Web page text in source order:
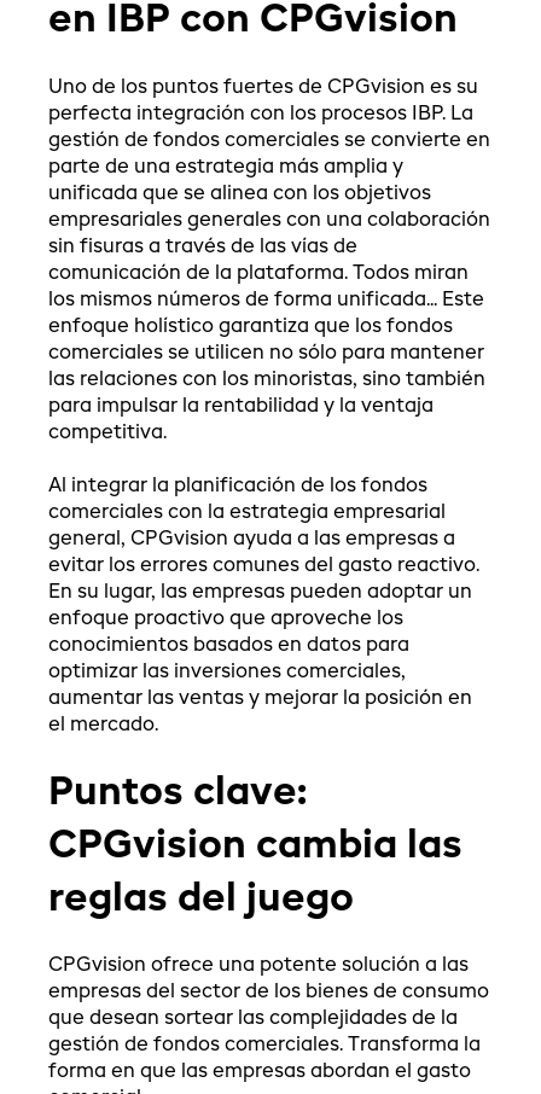
en IBP con CPGvision
Uno de los puntos fuertes de CPGvision es su
perfecta integración con los procesos IBP. La
gestión de fondos comerciales se convierte en
parte de una estrategia más amplia y
unificada que se alinea con los objetivos
empresariales generales con una colaboración
sin fisuras a través de las vías de
comunicación de la plataforma. Todos miran
los mismos números de forma unificada... Este
enfoque holístico garantiza que los fondos
comerciales se utilicen no sólo para mantener
las relaciones con los minoristas, sino también
para impulsar la rentabilidad y la ventaja
competitiva.
Al integrar la planificación de los fondos
comerciales con la estrategia empresarial
general, CPGvision ayuda a las empresas a
evitar los errores comunes del gasto reactivo.
En su lugar, las empresas pueden adoptar un
enfoque proactivo que aproveche los
conocimientos basados en datos para
optimizar las inversiones comerciales,
aumentar las ventas y mejorar la posición en
el mercado.
Puntos clave:
CPGvision cambia las
reglas del juego
CPGvision ofrece una potente solución a las
empresas del sector de los bienes de consumo
que desean sortear las complejidades de la
gestión de fondos comerciales. Transforma la
forma en que las empresas abordan el gasto